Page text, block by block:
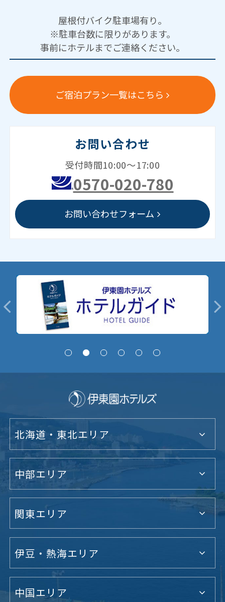
屋根付バイク駐車場有り。
※駐車台数に限りがあります。
事前にホテルまでご連絡ください。
ご宿泊プラン一覧はこちら
お問い合わせ
受付時間10:00～17:00
0570-020-780
お問い合わせフォーム
北海道・東北エリア
中部エリア
関東エリア
伊豆・熱海エリア
中国エリア